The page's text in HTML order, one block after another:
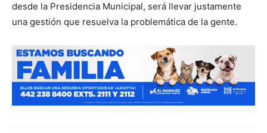
desde la Presidencia Municipal, será llevar justamente
una gestión que resuelva la problemática de la gente.